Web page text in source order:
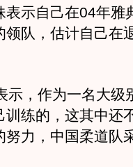
示自己在04年雅
领队，估计自己在
，作为一名大级
练的，这其中还
力，中国柔道队